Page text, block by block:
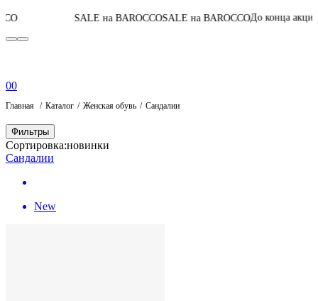
SALE на BAROCCOSALE на BAROCCOДо конца акции04:07:40:03
00
Главная Каталог Женская обувь Сандалии
Фильтры
Сортировка:новинки
Сандалии
New